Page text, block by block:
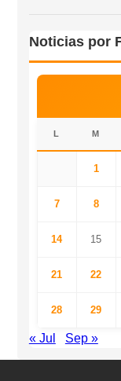
Noticias por
L M
1
7 8
14 15
21 22
28 29
« Jul Sep »